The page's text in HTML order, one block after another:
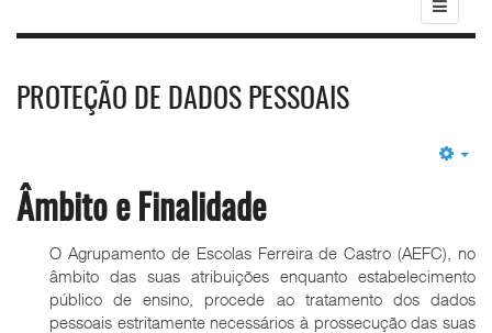
PROTEÇÃO DE DADOS PESSOAIS
Âmbito e Finalidade
O Agrupamento de Escolas Ferreira de Castro (AEFC), no
âmbito das suas atribuições enquanto estabelecimento
público de ensino, procede ao tratamento dos dados
pessoais estritamente necessários à prossecução das suas